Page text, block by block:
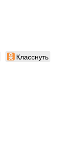
Класснуть